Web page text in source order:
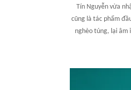
Tín Nguyễn vừa
cũng là tác phẩm
nghèo túng, lại âm